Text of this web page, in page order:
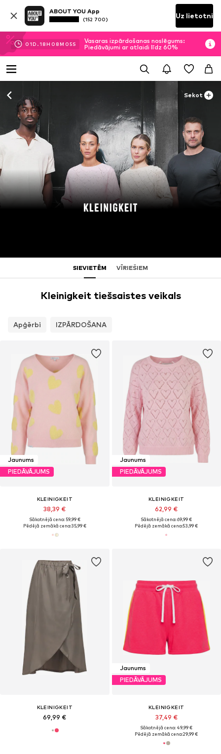
ABOUT YOU App
(152 700) Uz lietotni
01D.18H 08M 04S
Vasaras izpārdošanas noslēgums:
Piedāvājumi ar atlaidi līdz 60%
Sekot
SIEVIETĒM VĪRIEŠIEM
Kleinigkeit tiešsaistes veikals
Apģērbi IZPĀRDOŠANA
Jaunums
PIEDĀVĀJUMS
KLEINIGKEIT
38,39 €
Sākotnējā cena: 59,99 €
Pēdējā zemākā cena:35,99 €
Jaunums
PIEDĀVĀJUMS
KLEINIGKEIT
62,99 €
Sākotnējā cena: 69,99 €
Pēdējā zemākā cena:53,99 €
KLEINIGKEIT
69,99 €
Jaunums
PIEDĀVĀJUMS
KLEINIGKEIT
37,49 €
Sākotnējā cena: 49,99 €
Pēdējā zemākā cena:29,99 €